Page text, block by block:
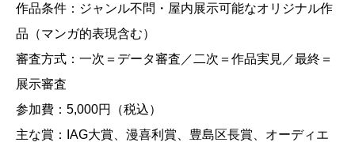
作品条件：ジャンル不問・屋内展示可能なオリジナル作
品（マンガ的表現含む）
審査方式：一次＝データ審査／二次＝作品実見／最終＝
展示審査
参加費：5,000円（税込）
主な賞：IAG大賞、漫喜利賞、豊島区長賞、オーディエ